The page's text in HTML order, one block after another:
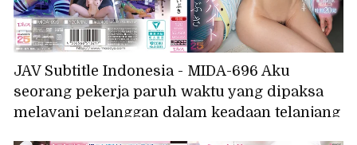
JAV Subtitle Indonesia - MIDA-696 Aku
seorang pekerja paruh waktu yang dipaksa
melayani pelanggan dalam keadaan telanjang